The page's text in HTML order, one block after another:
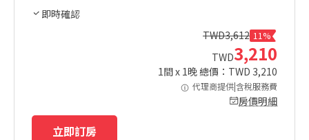
即時確認
TWD3,612 11%
TWD3,210
1間 x 1晚 總價：TWD 3,210
代理商提供|含稅服務費
房價明細
立即訂房